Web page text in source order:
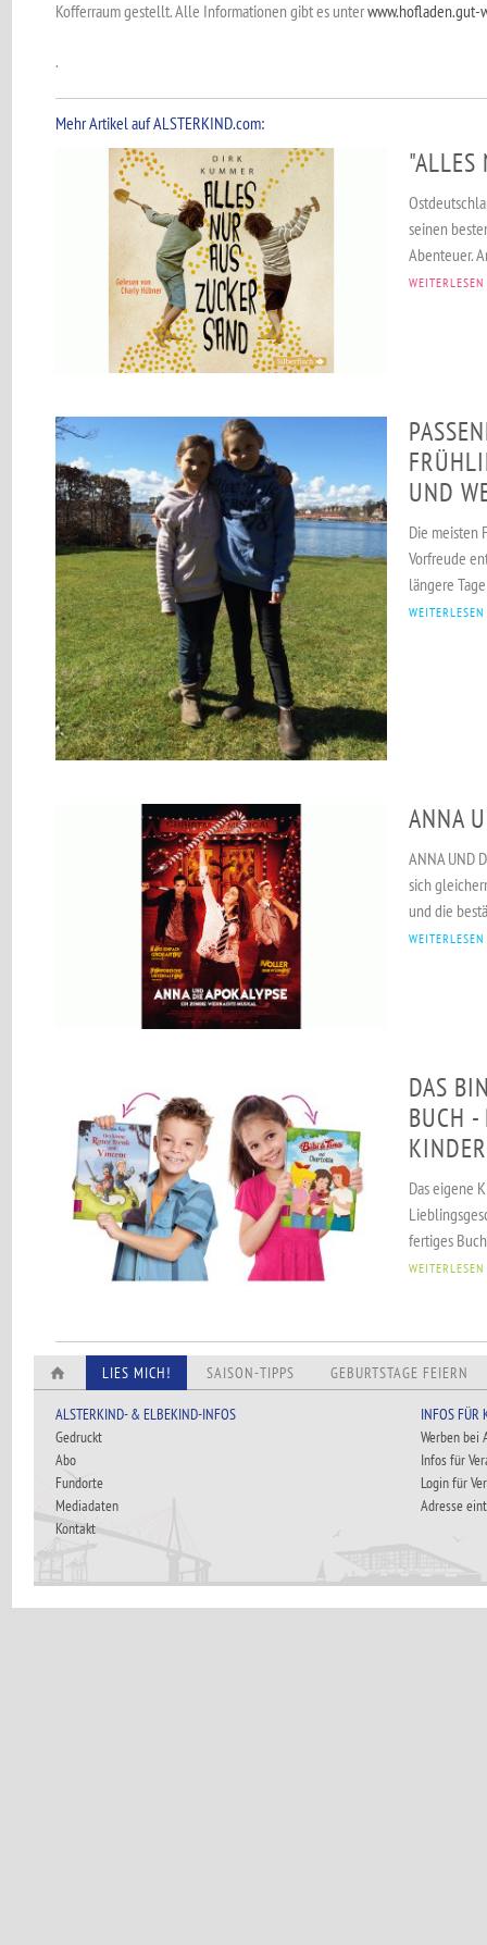
Kofferraum gestellt. Alle Informationen gibt es unterwww.hofladen.gut-
.
Mehr Artikel auf ALSTERKIND.com:
"ALLES
seinen
Abenteuer.
WEITERLESEN
UND
Die meisten
Vorfreude
längere
WEITERLESEN
ANNA
ANNA UND
sich
und die
WEITERLESEN
DAS
BUCH -
Das eigene
fertiges
WEITERLESEN
LIES MICH! SAISON-TIPPS GEBURTSTAGE FEIERN
ALSTERKIND- & ELBEKIND-INFOS
Gedruckt
Abo
Fundorte
Mediadaten
Kontakt
INFOS FÜR
Werben bei
Infos für
Login für
Adresse